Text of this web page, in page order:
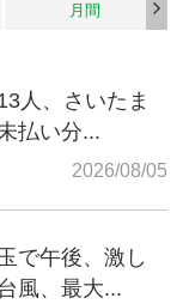
月間
人、さいたま
払い分...
2026/08/05
で午後、激し
風、最大...